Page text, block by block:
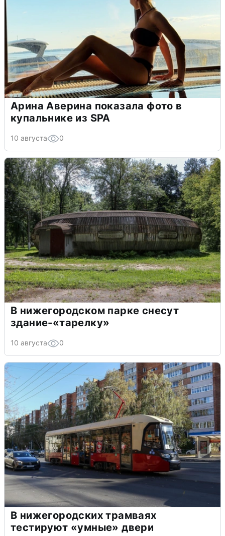
Арина Аверина показала фото в
купальнике из SPA
10 августа 0
В нижегородском парке снесут
здание-«тарелку»
10 августа 0
В нижегородских трамваях
тестируют «умные» двери